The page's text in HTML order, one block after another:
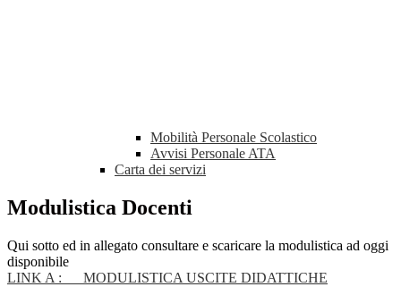
Mobilità Personale Scolastico
Avvisi Personale ATA
Carta dei servizi
Modulistica Docenti
Qui sotto ed in allegato consultare e scaricare la modulistica ad oggi
disponibile
LINK A : MODULISTICA USCITE DIDATTICHE